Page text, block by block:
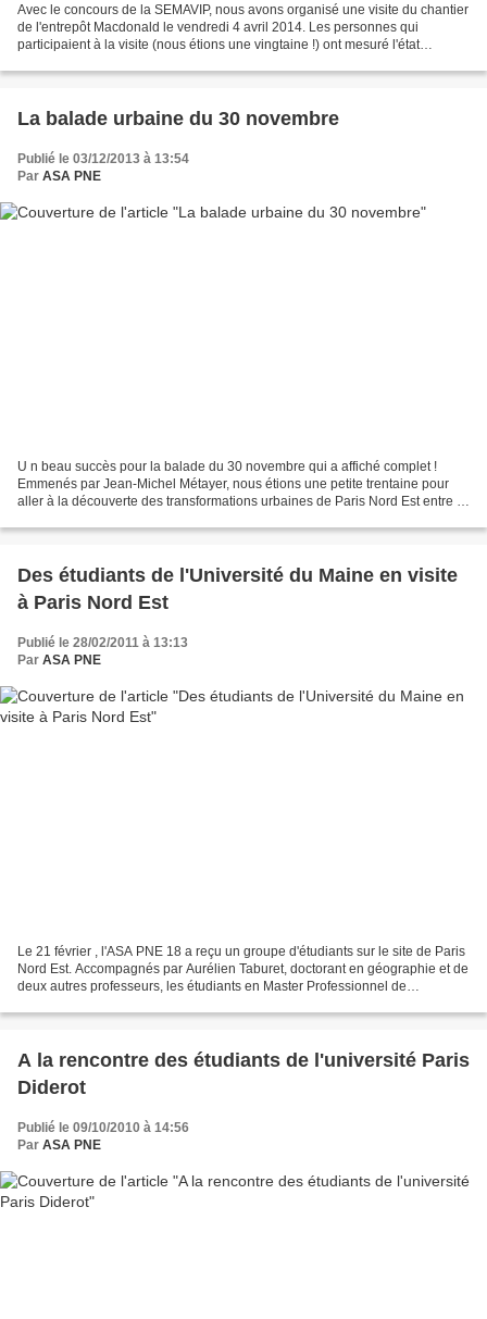
Avec le concours de la SEMAVIP, nous avons organisé une visite du chantier
de l'entrepôt Macdonald le vendredi 4 avril 2014. Les personnes qui
participaient à la visite (nous étions une vingtaine !) ont mesuré l'état
La balade urbaine du 30 novembre
Publié le 03/12/2013 à 13:54
Par ASA PNE
U n beau succès pour la balade du 30 novembre qui a affiché complet !
Emmenés par Jean-Michel Métayer, nous étions une petite trentaine pour
aller à la découverte des transformations urbaines de Paris Nord Est entre la
Des étudiants de l'Université du Maine en visite
à Paris Nord Est
Publié le 28/02/2011 à 13:13
Par ASA PNE
Le 21 février , l'ASA PNE 18 a reçu un groupe d'étudiants sur le site de Paris
Nord Est. Accompagnés par Aurélien Taburet, doctorant en géographie et de
deux autres professeurs, les étudiants en Master Professionnel de
A la rencontre des étudiants de l'université Paris
Diderot
Publié le 09/10/2010 à 14:56
Par ASA PNE